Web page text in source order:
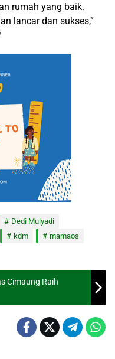
rumah yang baik.
lancar dan sukses,”
Dedi Mulyadi
kdm
mamaos
Cimaung Raih